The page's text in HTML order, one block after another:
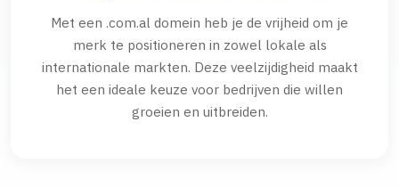
Met een .com.al domein heb je de vrijheid om je
merk te positioneren in zowel lokale als
internationale markten. Deze veelzijdigheid maakt
het een ideale keuze voor bedrijven die willen
groeien en uitbreiden.